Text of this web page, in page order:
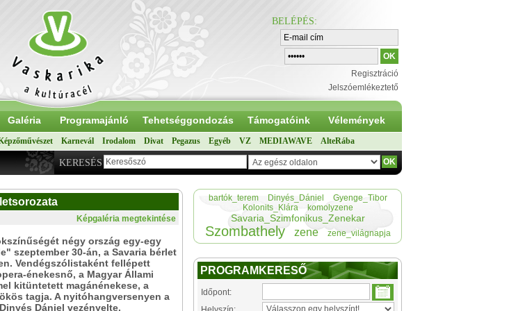
BELÉPÉS:
Regisztráció
Jelszóemlékeztető
Galéria Programajánló Tehetséggondozás Támogatóink Vélemények
Karnevál Irodalom Divat Pegazus Egyéb VZ MEDIAWAVE AlteRába
KERESÉS
Képgaléria megtekintése
négy ország egy-egy
szeptember 30-án, a Savaria bérlet
Vendégszólistaként fellépett
énekesnő, a Magyar Állami
kitüntetett magánénekese, a
tagja. A nyitóhangversenyen a
Dániel vezényelte.
bartók_terem Dinyés_Dániel
Gyenge_Tibor
Kolonits_Klára
komolyzene
Savaria_Szimfonikus_Zenekar
Szombathely zene zene_világnapja
PROGRAMKERESŐ
Időpont: